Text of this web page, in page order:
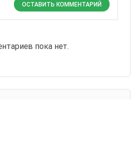
ОСТАВИТЬ КОММЕНТАРИЙ
пока нет.